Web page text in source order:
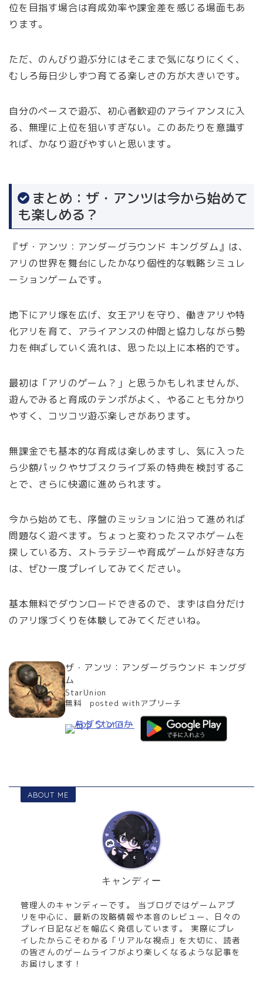
位を目指す場合は育成効率や課金差を感じる場面もあ
ります。
ただ、のんびり遊ぶ分にはそこまで気になりにくく、
むしろ毎日少しずつ育てる楽しさの方が大きいです。
自分のペースで遊ぶ、初心者歓迎のアライアンスに入
る、無理に上位を狙いすぎない。このあたりを意識す
れば、かなり遊びやすいと思います。
まとめ：ザ・アンツは今から始めて
も楽しめる？
『ザ・アンツ：アンダーグラウンド キングダム』は、
アリの世界を舞台にしたかなり個性的な戦略シミュレ
ーションゲームです。
地下にアリ塚を広げ、女王アリを守り、働きアリや特
化アリを育て、アライアンスの仲間と協力しながら勢
力を伸ばしていく流れは、思った以上に本格的です。
最初は「アリのゲーム？」と思うかもしれませんが、
遊んでみると育成のテンポがよく、やることも分かり
やすく、コツコツ遊ぶ楽しさがあります。
無課金でも基本的な育成は楽しめますし、気に入った
ら少額パックやサブスクライブ系の特典を検討するこ
とで、さらに快適に進められます。
今から始めても、序盤のミッションに沿って進めれば
問題なく遊べます。ちょっと変わったスマホゲームを
探している方、ストラテジーや育成ゲームが好きな方
は、ぜひ一度プレイしてみてください。
基本無料でダウンロードできるので、まずは自分だけ
のアリ塚づくりを体験してみてくださいね。
ザ・アンツ：アンダーグラウンド キングダ
ム
StarUnion
無料 posted withアプリーチ
ABOUT ME
キャンディー
管理人のキャンディーです。 当ブログではゲームアプ
リを中心に、最新の攻略情報や本音のレビュー、日々の
プレイ日記などを幅広く発信しています。 実際にプレ
イしたからこそわかる「リアルな視点」を大切に、読者
の皆さんのゲームライフがより楽しくなるような記事を
お届けします！